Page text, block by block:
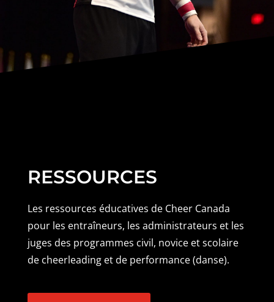
RESSOURCES
Les ressources éducatives de Cheer Canada
pour les entraîneurs, les administrateurs et les
juges des programmes civil, novice et scolaire
de cheerleading et de performance (danse).